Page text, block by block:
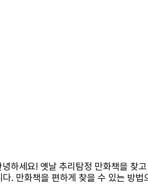
하세요! 옛날 추리탐정 만화책을
. 만화책을 편하게 찾을 수 있는 방